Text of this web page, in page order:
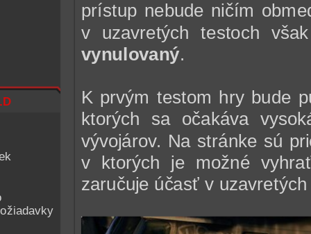
prístup nebude ničím
v uzavretých testoch
vynulovaný.
K prvým testom hry bude
ktorých sa očakáva
vývojárov. Na stránke sú
v ktorých je možné
zaručuje účasť v